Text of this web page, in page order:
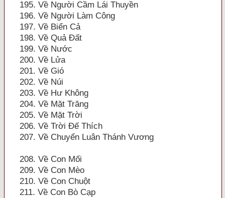
195. Về Người Cầm Lái Thuyền
196. Về Người Làm Công
197. Về Biển Cả
198. Về Quả Đất
199. Về Nước
200. Về Lửa
201. Về Gió
202. Về Núi
203. Về Hư Không
204. Về Mặt Trăng
205. Về Mặt Trời
206. Về Trời Đế Thích
207. Về Chuyển Luân Thánh Vương
208. Về Con Mối
209. Về Con Mèo
210. Về Con Chuột
211. Về Con Bò Cạp